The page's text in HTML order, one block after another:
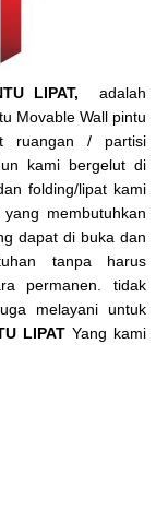
LIPAT, adalah
Movable Wall pintu
ruangan / partisi
kami bergelut di
folding/lipat kami
membutuhkan
dapat di buka dan
tanpa harus
permanen. tidak
melayani untuk
LIPAT Yang kami